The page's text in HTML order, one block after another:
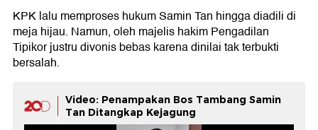
KPK lalu memproses hukum Samin Tan hingga diadili di
meja hijau. Namun, oleh majelis hakim Pengadilan
Tipikor justru divonis bebas karena dinilai tak terbukti
bersalah.
Video: Penampakan Bos Tambang Samin
Tan Ditangkap Kejagung